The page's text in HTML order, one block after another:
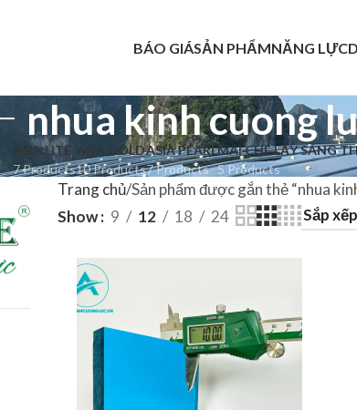
BÁO GIÁSẢN PHẨMNĂNG LỰC
nhua kinh cuong
ASIA LITE
7 Products
ASIA GOLD
10 Products
ASIA PEARL
7 Products
MÁI CHE LẤY SÁNG
5 Products
Trang chủ Sản phẩm được gắn thẻ “nhua
Show
9 12 18 24